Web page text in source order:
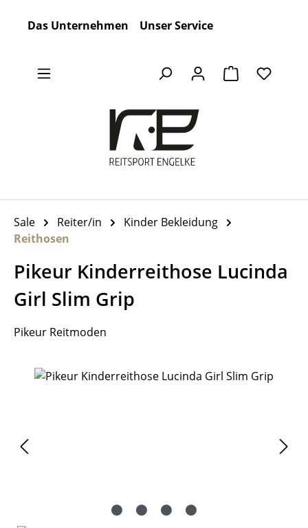
Das Unternehmen Unser Service
Warenkorb
Sale Reiter/in
Kinder Bekleidung
Reithosen
Pikeur Kinderreithose Lucinda
Girl Slim Grip
Pikeur Reitmoden
Bildergalerie überspringen